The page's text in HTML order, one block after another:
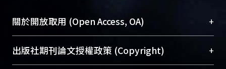
成果。
To permanently archive and promote researcher
profiles and scholarly works, Library integrates the
services of “NTU Repository” with “Academic
Sciences Library)
關於開放取用 (Open Access, OA) +
開放取用是從使用者角度提升資訊取用性的社會運
動，應用在學術研究上是透過將研究著作公開供使
出版社期刊論文授權政策 (Copyright) +